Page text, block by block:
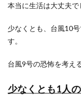
本当に生活は大丈夫で
少なくとも、台風10
す。
台風9号の恐怖を考え
少なくとも1人